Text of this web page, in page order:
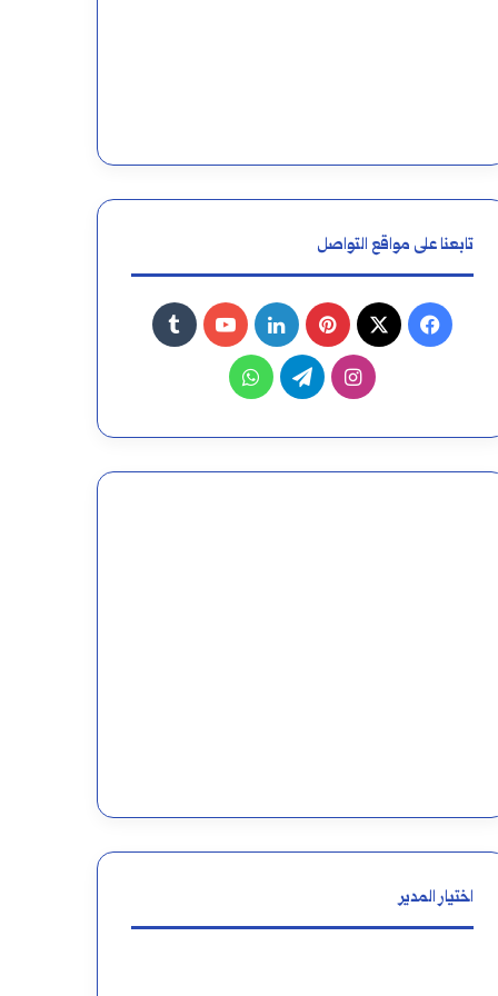
تابعنا على مواقع التواصل
فيسبوك
‫X بينتيريستلينكدإن‫YouTube
‏Tumblr
انستقرامتيلقرامواتساب
اختيار المدير